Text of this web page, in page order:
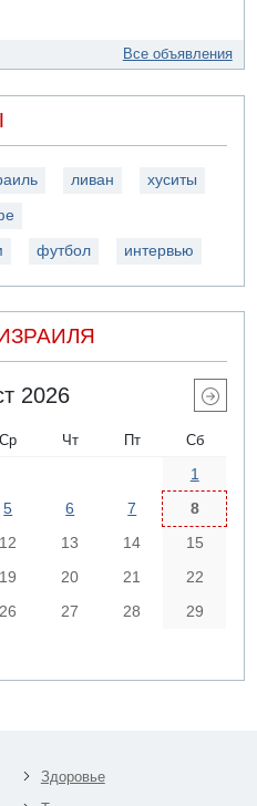
Все объявления
ливан хуситы
футбол интервью
2026
Ср Чт Пт Сб
1
5 6 7
8
12 13 14
15
19 20 21
22
26 27 28
29
Здоровье